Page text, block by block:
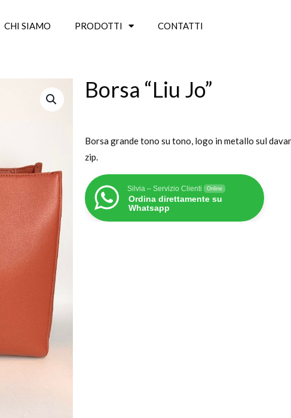
CHI SIAMO PRODOTTI CONTATTI
Borsa “Liu Jo”
Borsa grande tono su tono, logo in metallo sul
zip.
Silvia – Servizio Clienti Online
Ordina direttamente su
Whatsapp